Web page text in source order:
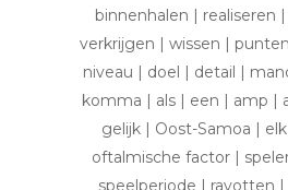
binnenhalen | realiseren
verkrijgen | wissen |
niveau | doel | detail |
komma | als | een | amp |
gelijk | Oost-Samoa |
oftalmische factor |
speelperiode | ravotten